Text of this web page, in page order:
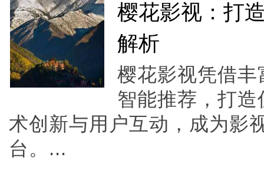
樱花影视：打
解析
樱花影视凭借
智能推荐，打
术创新与用户互动，成为影
台。...